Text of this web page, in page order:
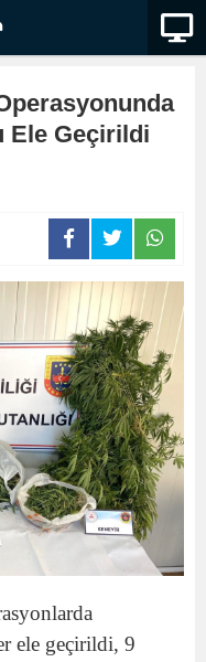
Ele Geçirildi
ele geçirildi, 9